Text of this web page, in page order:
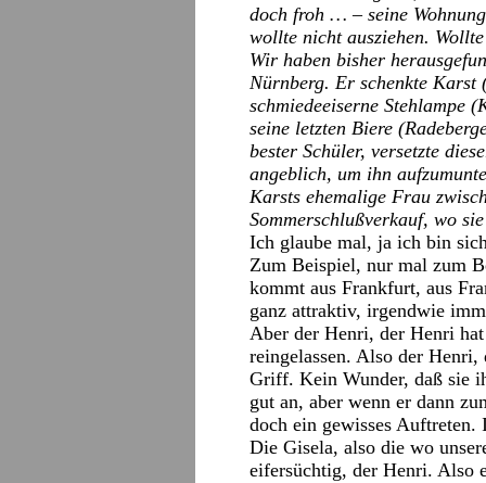
doch froh … – seine
wollte nicht ausziehen.
Wir haben bisher
Nürnberg. Er schenkte Karst
schmiedeeiserne Stehlampe
seine letzten Biere
bester Schüler, versetzte
angeblich, um ihn
Karsts ehemalige Frau
Sommerschlußverkauf, wo
Ich glaube mal, ja ich bin
Zum Beispiel, nur mal zum
kommt aus Frankfurt, aus
ganz attraktiv, irgendwie
Aber der Henri, der Henri
reingelassen. Also der
Griff. Kein Wunder, daß sie
gut an, aber wenn er dann
doch ein gewisses
Die Gisela, also die wo
eifersüchtig, der Henri. Also